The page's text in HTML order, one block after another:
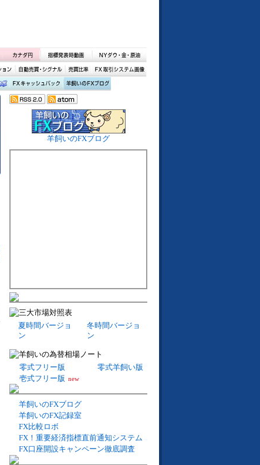
羊飼いのFXブログ
夏時間バージョ
ン
冬時間バージョ
ン
零式フリー版
零式羊飼い版
壱式フリー版 new
羊飼いのFXブログ
羊飼いのFX記録室
FX比較ロボ
FX！重要経済指標直前通知システム
FX口座開設キャンペーン徹底調査